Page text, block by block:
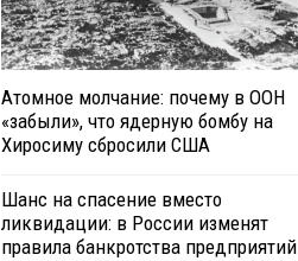
Атомное молчание: почему в ООН
«забыли», что ядерную бомбу на
Хиросиму сбросили США
Шанс на спасение вместо
ликвидации: в России изменят
правила банкротства предприятий